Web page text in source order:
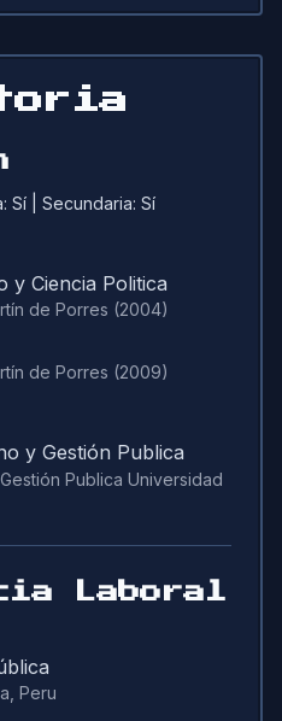
Sí | Secundaria: Sí
y Ciencia Politica
de Porres (2004)
de Porres (2009)
y Gestión Publica
Publica Universidad
Laboral
Peru